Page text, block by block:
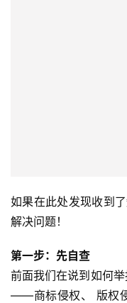
如果在此处发现收到
解决问题！
第一步：先自查
前面我们在说到如何
——商标侵权、 版权